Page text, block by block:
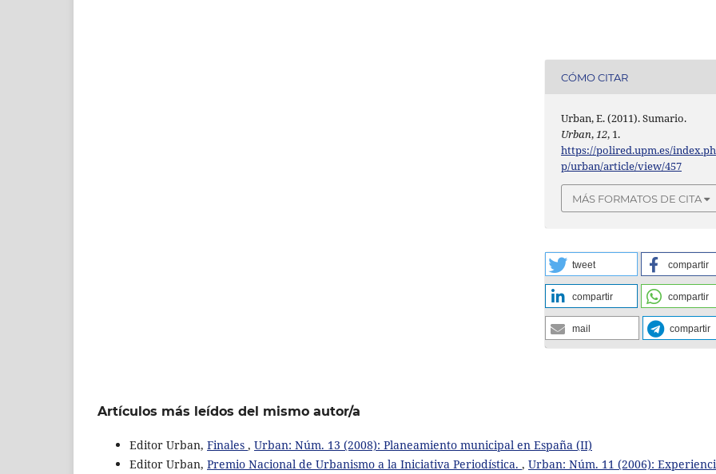
CÓMO CITAR
Urban, E. (2011). Sumario.
Urban,12, 1.
https://polired.upm.es/index.ph
p/urban/article/view/457
MÁS FORMATOS DE CITA
tweet compartir
compartir compartir
mail compartir
Artículos más leídos del mismo autor/a
Editor Urban, Finales , Urban: Núm. 13 (2008): Planeamiento municipal en España (II)
Editor Urban, Premio Nacional de Urbanismo a la Iniciativa Periodística. , Urban: Núm. 11 (2006):